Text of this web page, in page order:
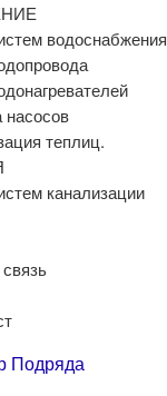
водоснабжения
насосов
теплиц.
канализации
Подряда